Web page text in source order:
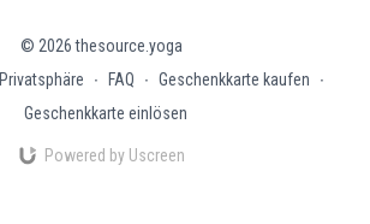
© 2026 thesource.yoga
Privatsphäre ∙ FAQ ∙ Geschenkkarte kaufen
∙
Geschenkkarte einlösen
Powered by Uscreen